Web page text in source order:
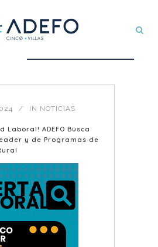
IN NOTICIAS
Laboral! ADEFO Busca
y de Programas de